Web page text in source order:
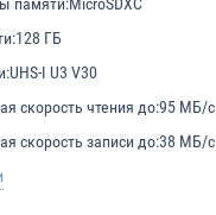
128 ГБ
UHS-I U3 V30
скорость чтения до:95 МБ/с
скорость записи до:38 МБ/с